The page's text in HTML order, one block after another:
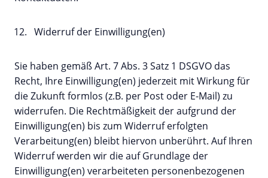
Widerruf der Einwilligung(en)
Sie haben gemäß Art. 7 Abs. 3 Satz 1 DSGVO das
Recht, Ihre Einwilligung(en) jederzeit mit Wirkung für
die Zukunft formlos (z.B. per Post oder E-Mail) zu
widerrufen. Die Rechtmäßigkeit der aufgrund der
Einwilligung(en) bis zum Widerruf erfolgten
Verarbeitung(en) bleibt hiervon unberührt. Auf Ihren
Widerruf werden wir die auf Grundlage der
Einwilligung(en) verarbeiteten personenbezogenen